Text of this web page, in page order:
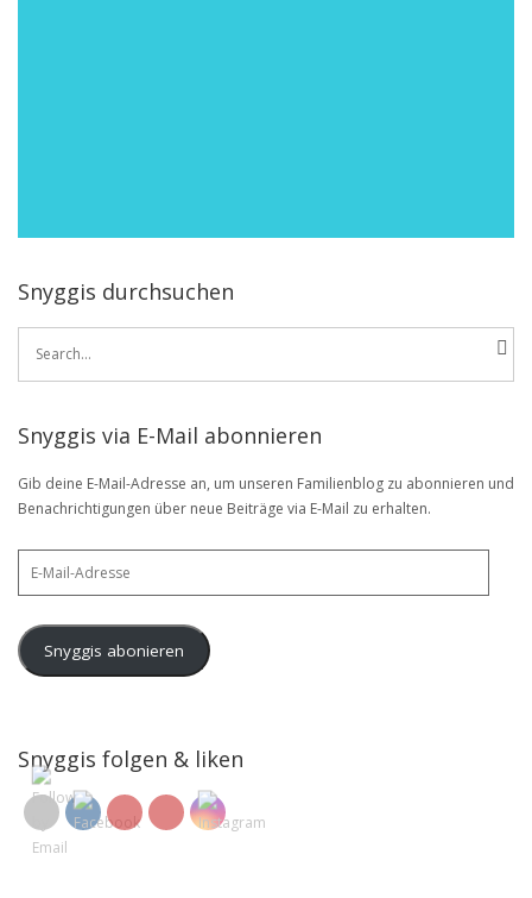
Snyggis durchsuchen
Search
Snyggis via E-Mail abonnieren
Gib deine E-Mail-Adresse an, um unseren Familienblog zu abonnieren und
Benachrichtigungen über neue Beiträge via E-Mail zu erhalten.
Snyggis abonieren
Snyggis folgen & liken